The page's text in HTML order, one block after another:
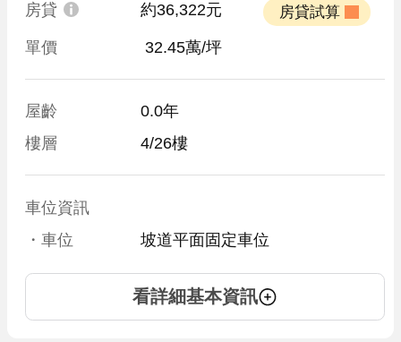
房貸 約36,322元
單價 32.45萬/坪
屋齡
0.0年
樓層
4/26樓
車位資訊
・車位
坡道平面固定車位
看詳細基本資訊